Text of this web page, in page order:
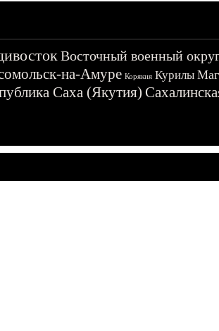
Восточный военный
на-Амуре Корякия Курилы
Саха (Якутия)